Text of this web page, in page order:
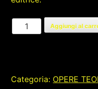
UTOPIE
LUNATICHE
Aggiungi al
Categoria: OPERE